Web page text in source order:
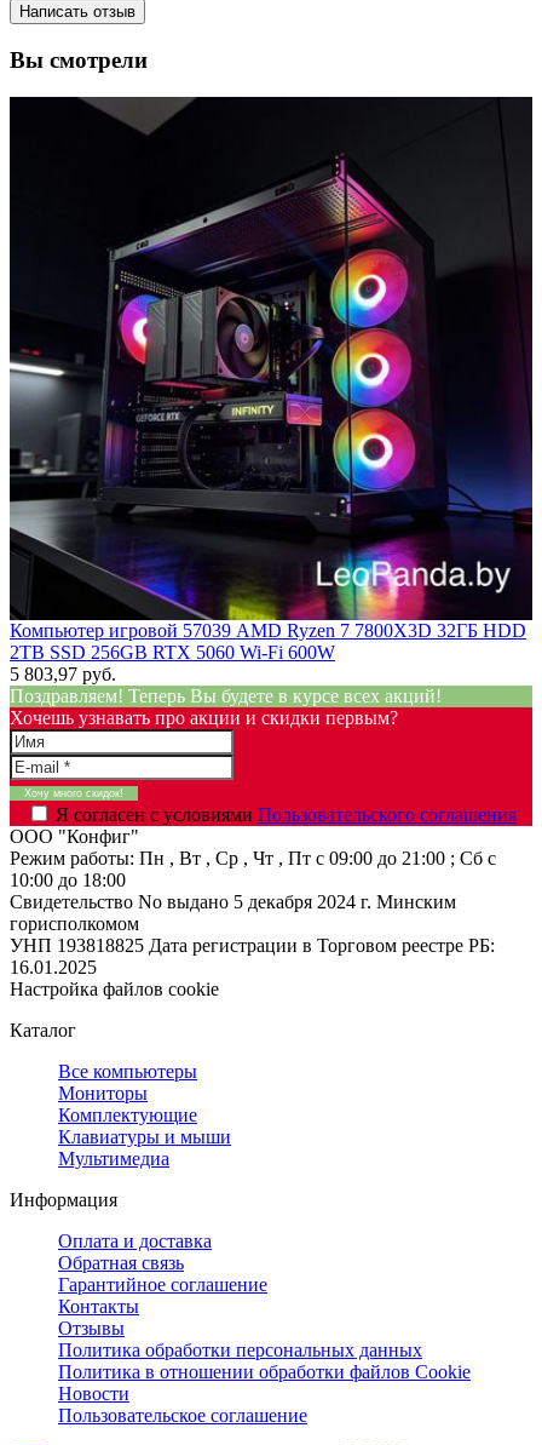
Написать отзыв
Вы смотрели
Компьютер игровой 57039 AMD Ryzen 7 7800X3D 32ГБ HDD
2TB SSD 256GB RTX 5060 Wi-Fi 600W
5 803,97 руб.
Поздравляем! Теперь Вы будете в курсе всех акций!
Хочешь узнавать про акции и скидки первым?
Я согласен с условиями Пользовательского соглашения
ООО "Конфиг"
Режим работы: Пн , Вт , Ср , Чт , Пт c 09:00 до 21:00 ; Сб c
10:00 до 18:00
Свидетельство No выдано 5 декабря 2024 г. Минским
горисполкомом
УНП 193818825 Дата регистрации в Торговом реестре РБ:
16.01.2025
Настройка файлов cookie
Каталог
Все компьютеры
Мониторы
Комплектующие
Клавиатуры и мыши
Мультимедиа
Информация
Оплата и доставка
Обратная связь
Гарантийное соглашение
Контакты
Отзывы
Политика обработки персональных данных
Политика в отношении обработки файлов Cookie
Новости
Пользовательское соглашение